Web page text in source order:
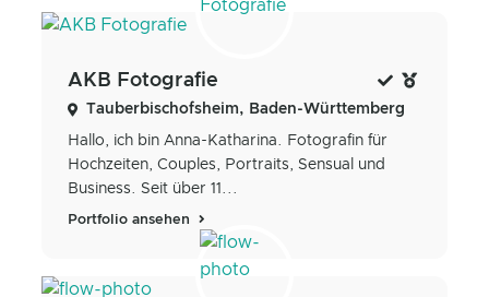
AKB Fotografie
Tauberbischofsheim, Baden-Württemberg
Hallo, ich bin Anna-Katharina. Fotografin für
Hochzeiten, Couples, Portraits, Sensual und
Business. Seit über 11...
Portfolio ansehen